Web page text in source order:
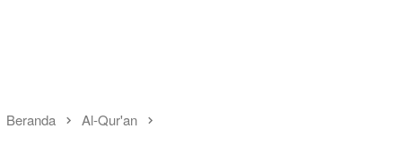
Beranda Al-Qur'an